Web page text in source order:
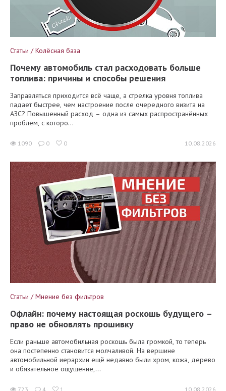
Статьи / Колёсная база
Почему автомобиль стал расходовать больше
топлива: причины и способы решения
Заправляться приходится всё чаще, а стрелка уровня топлива
падает быстрее, чем настроение после очередного визита на
АЗС? Повышенный расход – одна из самых распространённых
проблем, с которо...
1090 0 0 10.08.2026
Статьи / Мнение без фильтров
Офлайн: почему настоящая роскошь будущего –
право не обновлять прошивку
Если раньше автомобильная роскошь была громкой, то теперь
она постепенно становится молчаливой. На вершине
автомобильной иерархии ещё недавно были хром, кожа, дерево
и обязательное ощущение,...
723 4 1 10.08.2026